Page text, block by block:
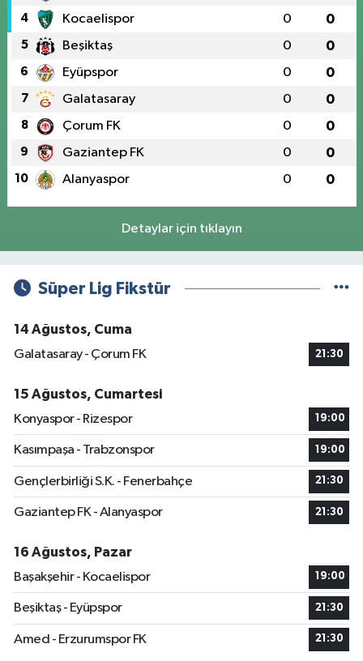
4 Kocaelispor 0 0
5 Beşiktaş 0 0
6 Eyüpspor 0 0
7 Galatasaray 0 0
8 Çorum FK 0 0
9 Gaziantep FK 0 0
10 Alanyaspor 0 0
Detaylar için tıklayın
Süper Lig Fikstür
14 Ağustos, Cuma
Galatasaray - Çorum FK
21:30
15 Ağustos, Cumartesi
Konyaspor - Rizespor
19:00
Kasımpaşa - Trabzonspor 19:00
Gençlerbirliği S.K. - Fenerbahçe 21:30
Gaziantep FK - Alanyaspor 21:30
16 Ağustos, Pazar
Başakşehir - Kocaelispor
19:00
Beşiktaş - Eyüpspor 21:30
Amed - Erzurumspor FK 21:30